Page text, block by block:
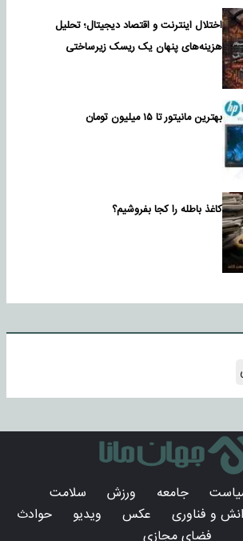
اختلال اینترنت و اقتصاد دیجیتال؛ تحلیل
هزینه‌های پنهان یک ریسک زیرساختی
بهترین مانیتور تا ۱۵ میلیون تومان
کاغذ باطله را کجا بفروشیم؟
جامعه ورزش
سلامت
و فناوری عکس ویدیو
حوادث